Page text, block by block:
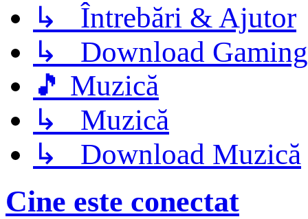
↳ Întrebări & Ajutor
↳ Download Gaming
🎵 Muzică
↳ Muzică
↳ Download Muzică
Cine este conectat